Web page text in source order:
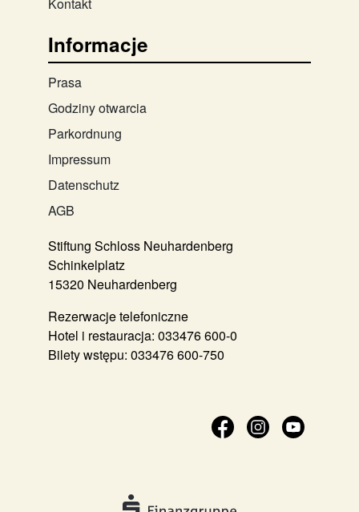
Kontakt
Informacje
Prasa
Godziny otwarcia
Parkordnung
Impressum
Datenschutz
AGB
Stiftung Schloss Neuhardenberg
Schinkelplatz
15320 Neuhardenberg
Rezerwacje telefoniczne
Hotel i restauracja: 033476 600-0
Bilety wstępu: 033476 600-750